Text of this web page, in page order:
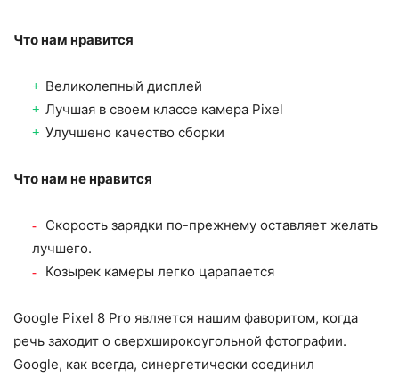
Что нам нравится
Великолепный дисплей
Лучшая в своем классе камера Pixel
Улучшено качество сборки
Что нам не нравится
Скорость зарядки по-прежнему оставляет желать
лучшего.
Козырек камеры легко царапается
Google Pixel 8 Pro является нашим фаворитом, когда
речь заходит о сверхширокоугольной фотографии.
Google, как всегда, синергетически соединил